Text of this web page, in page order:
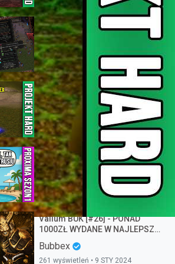
SPRAWDZAM NAJPROSTSZY
SPOSÓB NA ZAROBEK NA
SERWERZE - [#09] PROJEKT
ARCHER PVP NA BALMORA.PL
TreamProduction
270 wyświetleń • 21 PAŹ 2022
Mentalem do 99 - Projekt Hard
#01
Bubbex
7,723 wyświetleń • 21 LUT 2026
PROXIMA SEZON #05 -
Najlepszy i najprostszy sposób
na szybki progress!
Bubbex
406 wyświetleń • 4 PAŹ 2025
Valium BUK [#26] - PONAD
1000ZŁ WYDANE W NAJLEPSZY
MOŻLIWY SPOSÓB
Bubbex
261 wyświetleń • 9 STY 2024